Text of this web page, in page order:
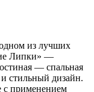
из лучших
Липки» —
— спальная
стильный дизайн.
с применением